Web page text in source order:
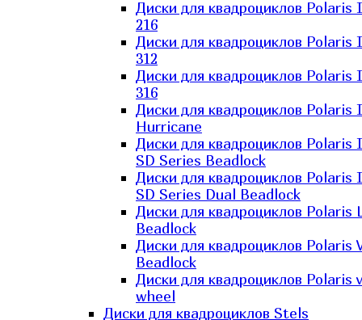
Диски для квадроциклов Polaris
216
Диски для квадроциклов Polaris
312
Диски для квадроциклов Polaris
316
Диски для квадроциклов Polaris
Hurricane
Диски для квадроциклов Polaris
SD Series Beadlock
Диски для квадроциклов Polaris
SD Series Dual Beadlock
Диски для квадроциклов Polaris
Beadlock
Диски для квадроциклов Polaris
Beadlock
Диски для квадроциклов Polaris
wheel
Диски для квадроциклов Stels